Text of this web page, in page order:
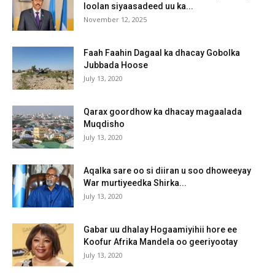
loolan siyaasadeed uu ka...
November 12, 2025
Faah Faahin Dagaal ka dhacay Gobolka
Jubbada Hoose
July 13, 2020
Qarax goordhow ka dhacay magaalada
Muqdisho
July 13, 2020
Aqalka sare oo si diiran u soo dhoweeyay
War murtiyeedka Shirka...
July 13, 2020
Gabar uu dhalay Hogaamiyihii hore ee
Koofur Afrika Mandela oo geeriyootay
July 13, 2020